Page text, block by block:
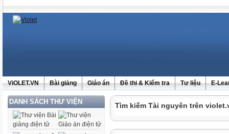
ViOLET.VN Bài giảng Giáo án Đề thi & Kiểm tra Tư liệu E-
DANH SÁCH THƯ VIỆN Tìm kiếm Tài nguyên trên